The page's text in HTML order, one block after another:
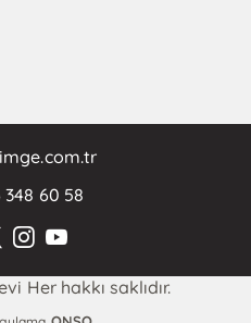
348 60 58
Her hakkı saklıdır.